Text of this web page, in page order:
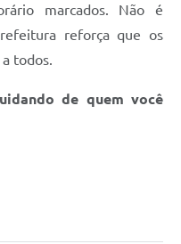
marcados. Não é
reforça que os
todos.
de quem você